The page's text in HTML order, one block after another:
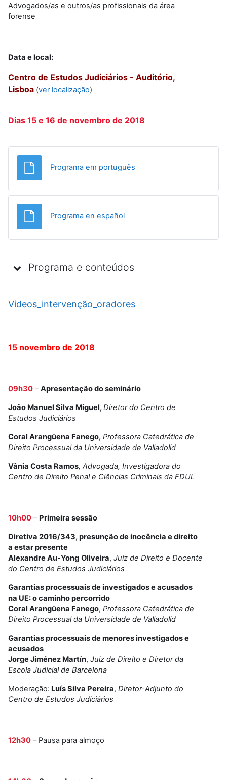
Advogados/as e outros/as profissionais da área
forense
Data e local:
Centro de Estudos Judiciários - Auditório,
Lisboa (ver localização)
Dias 15 e 16 de novembro de 2018
Programa em português
Programa en españolFicheiro
Programa e conteúdos
Videos_intervenção_oradores
15 novembro de 2018
09h30 –Apresentação do seminário
João Manuel Silva Miguel,Diretor do Centro de
Estudos Judiciários
Coral Arangüena Fanego, Professora Catedrática de
Direito Processual da Universidade de Valladolid
Vânia Costa Ramos, Advogada, Investigadora do
Centro de Direito Penal e Ciências Criminais da FDUL
10h00 – Primeira sessão
Diretiva 2016/343, presunção de inocência e direito
a estar presente
Alexandre Au-Yong Oliveira, Juiz de Direito e Docente
do Centro de Estudos Judiciários
Garantias processuais de investigados e acusados
na UE: o caminho percorrido
Coral Arangüena Fanego, Professora Catedrática de
Direito Processual da Universidade de Valladolid
Garantias processuais de menores investigados e
acusados
Jorge Jiménez Martín, Juiz de Direito e Diretor da
Escola Judicial de Barcelona
Moderação: Luís Silva Pereira, Diretor-Adjunto do
Centro de Estudos Judiciários
12h30 – Pausa para almoço